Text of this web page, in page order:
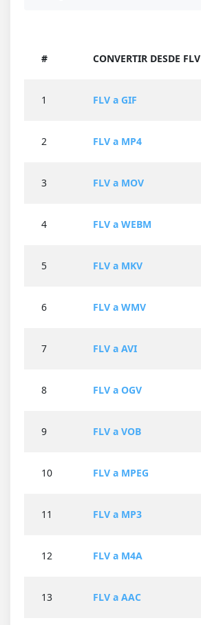
# CONVERTIR DESDE FLV
1 FLV a GIF
2 FLV a MP4
3 FLV a MOV
4 FLV a WEBM
5 FLV a MKV
6 FLV a WMV
7 FLV a AVI
8 FLV a OGV
9 FLV a VOB
10 FLV a MPEG
11 FLV a MP3
12 FLV a M4A
13 FLV a AAC